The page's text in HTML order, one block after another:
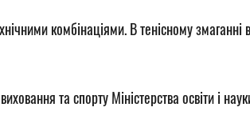
комбінаціями. В тенісному
та спорту Міністерства освіти і